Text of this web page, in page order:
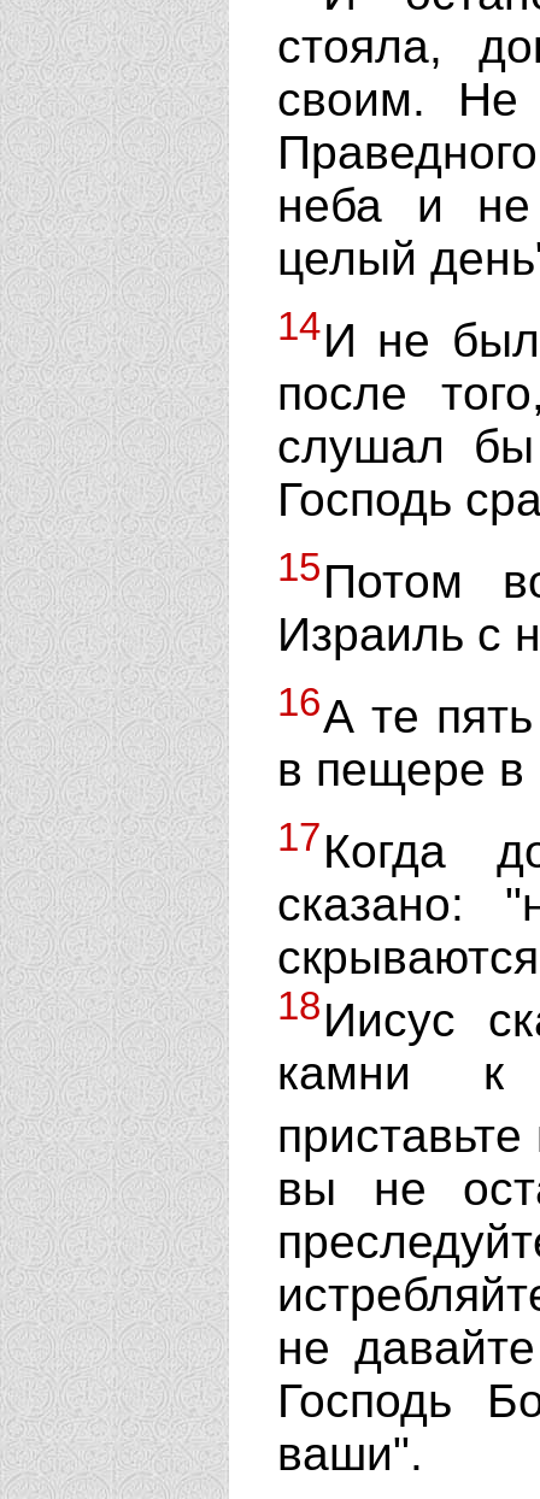
стояла,
своим. Не
неба и не
целый
14И не
после
слушал бы
Господь
15Потом
Израиль с
16А те
в пещере в
17Когда
сказано:
18Иисус
камни к
вы не
не
Господь
ваши".